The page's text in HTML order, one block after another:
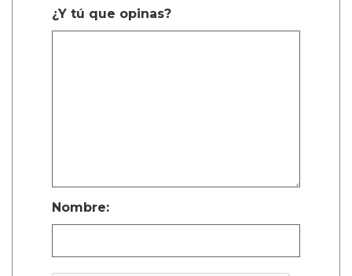
¿Y tú que opinas?
Nombre: